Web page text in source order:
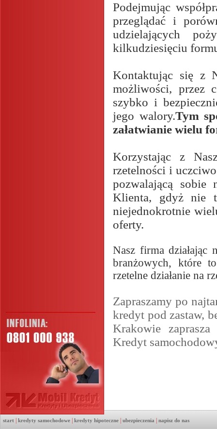
Podejmując
przeglądać i
udzielających
kilkudziesięciu
Kontaktując się z
możliwości, przez
szybko i
jego walory.Tym
załatwianie wielu
Korzystając z
rzetelności i
pozwalającą
Klienta, gdyż nie
niejednokrotnie
oferty.
Nasz firma działając
branżowych, które
rzetelne działanie na
Zapraszamy po
kredyt pod zastaw,
Krakowie
Kredyt
start kredyty samochodowe kredyty hipoteczne ubezpieczenia napisz do nas